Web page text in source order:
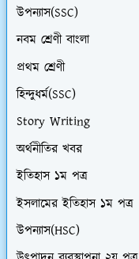
উপন্যাস(SSC)
নবম শ্রেণী বাংলা
প্রথম শ্রেণী
হিন্দুধর্ম(SSC)
Story Writing
অর্থনীতির খবর
ইতিহাস ১ম পত্র
ইসলামের ইতিহাস ১ম পত্র
উপন্যাস(HSC)